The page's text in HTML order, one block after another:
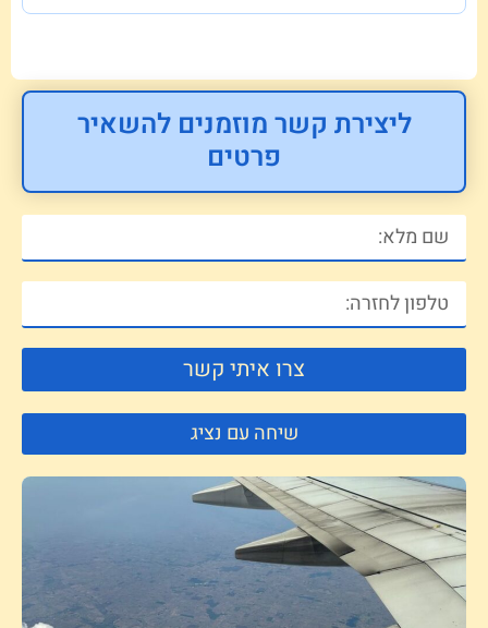
ליצירת קשר מוזמנים להשאיר
פרטים
צרו איתי קשר
שיחה עם נציג